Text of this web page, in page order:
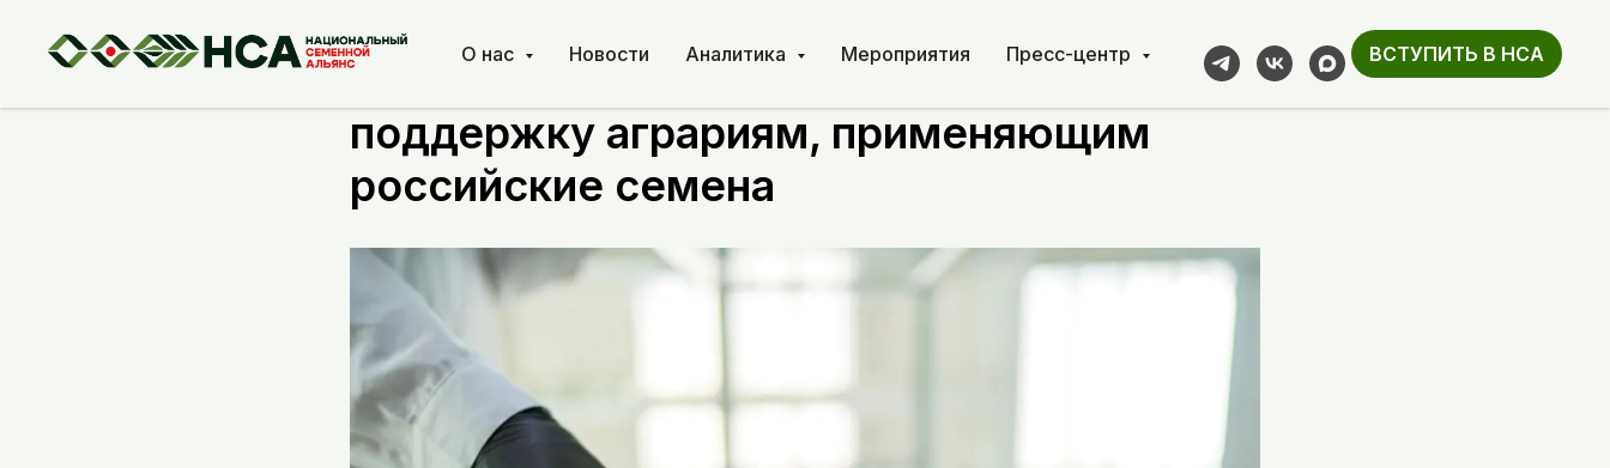
О нас Новости Аналитика Мероприятия Пресс-центр ВСТУПИТЬ В НСА
Минсельхоз изучает приоритетную
поддержку аграриям, применяющим
российские семена